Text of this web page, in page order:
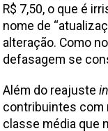
R$ 7,50, o que é
nome de
alteração. Como
defasagem se
Além do reajuste
contribuintes com
classe média que